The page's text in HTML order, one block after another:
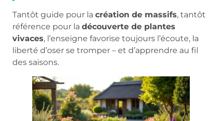
Tantôt guide pour la création de massifs, tantôt
référence pour la découverte de plantes
vivaces, l’enseigne favorise toujours l’écoute, la
liberté d’oser se tromper – et d’apprendre au fil
des saisons.